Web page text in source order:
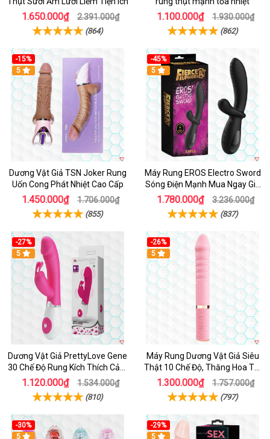
1.650.000₫ 2.391.000₫
(864)
1.100.000₫ 1.930.000₫
(862)
-15%
5
Dương Vật Giả TSN Joker Rung
Uốn Cong Phát Nhiệt Cao Cấp
1.450.000₫ 1.706.000₫
(855)
-45%
5
Máy Rung EROS Electro Sword
Sóng Điện Mạnh Mua Ngay Giá
Tốt
1.780.000₫ 3.236.000₫
(837)
-27%
Hot
5
Dương Vật Giả PrettyLove Gene
30 Chế Độ Rung Kích Thích Cảm
Biến Âm Thanh
1.120.000₫ 1.534.000₫
(810)
-26%
Hot
5
Máy Rung Dương Vật Giả Siêu
Thật 10 Chế Độ, Thăng Hoa Tối
Ưu
1.300.000₫ 1.757.000₫
(797)
-30%
Hot
5
-29%
Hot
5